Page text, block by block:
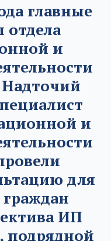
главные
отдела
и
и
для
ИП
подрядной